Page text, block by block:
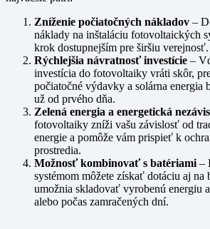
Zníženie počiatočných nákladov –
náklady na inštaláciu fotovoltaických
krok dostupnejším pre širšiu verejnosť.
Rýchlejšia návratnosť investície –
investícia do fotovoltaiky vráti skôr,
počiatočné výdavky a solárna energia
už od prvého dňa.
Zelená energia a energetická
fotovoltaiky zníži vašu závislosť od
energie a pomôže vám prispieť k
prostredia.
Možnosť kombinovať s batériami –
systémom môžete získať dotáciu aj na
umožnia skladovať vyrobenú energiu
alebo počas zamračených dní.